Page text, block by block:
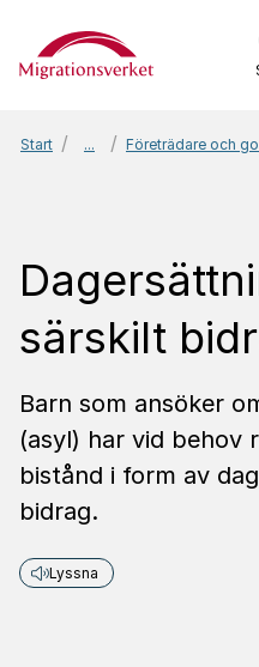
Start
Start ... Företrädare och
särskilt
Barn som ansöker
(asyl) har vid behov
bistånd i form av
bidrag.
Lyssna